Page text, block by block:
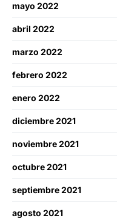
mayo 2022
abril 2022
marzo 2022
febrero 2022
enero 2022
diciembre 2021
noviembre 2021
octubre 2021
septiembre 2021
agosto 2021